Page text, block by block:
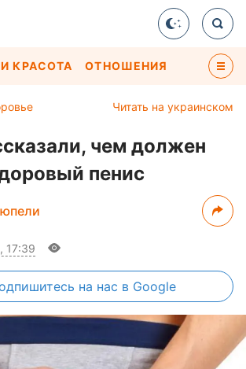
КРАСОТА ОТНОШЕНИЯ
Читать на украинском
чем должен
пенис
17:39
на нас в Google